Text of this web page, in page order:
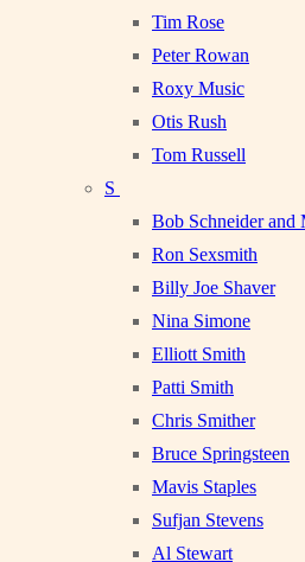
Tim Rose
Peter Rowan
Roxy Music
Otis Rush
Tom Russell
S
Bob Schneider and
Ron Sexsmith
Billy Joe Shaver
Nina Simone
Elliott Smith
Patti Smith
Chris Smither
Bruce Springsteen
Mavis Staples
Sufjan Stevens
Al Stewart